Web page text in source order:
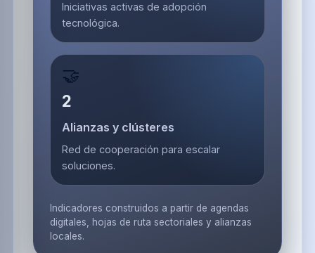
Iniciativas activas de adopción
tecnológica.
🤝
2
Alianzas y clústeres
Red de cooperación para escalar
soluciones.
Indicadores construidos a partir de agendas
digitales, hojas de ruta sectoriales y alianzas
locales.